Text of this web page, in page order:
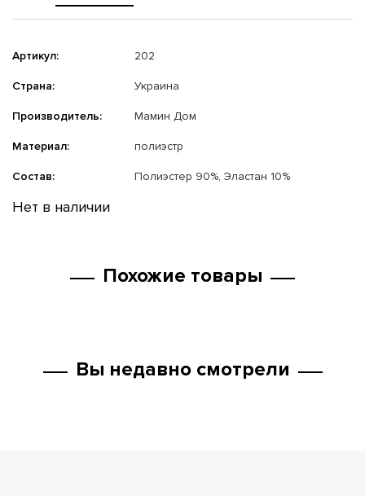
Артикул: 202
Страна: Украина
Производитель: Мамин Дом
Материал: полиэстр
Состав: Полиэстер 90%, Эластан 10%
Нет в наличии
Похожие товары
Вы недавно смотрели